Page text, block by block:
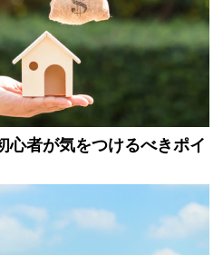
心者が気をつけるべきポイ